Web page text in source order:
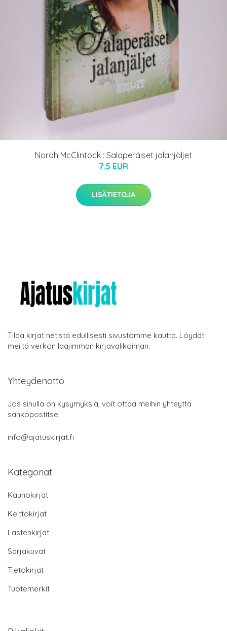
Norah McClintock : Salaperäiset jalanjäljet
7.5 EUR
LISÄTIETOJA
Tilaa kirjat netistä edullisesti sivustomme kautta. Löydät
meiltä verkon laajimman kirjavalikoiman.
Yhteydenotto
Jos sinulla on kysymyksiä, voit ottaa meihin yhteyttä
sähköpostitse:
info@ajatuskirjat.fi
Kategoriat
Kaunokirjat
Keittokirjat
Lastenkirjat
Sarjakuvat
Tietokirjat
Tuotemerkit